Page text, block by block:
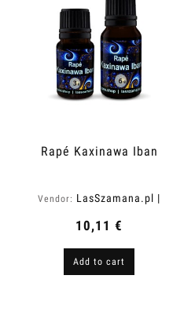
Rapé Kaxinawa Iban
Vendor: LasSzamana.pl |
10,11 €
Add to cart